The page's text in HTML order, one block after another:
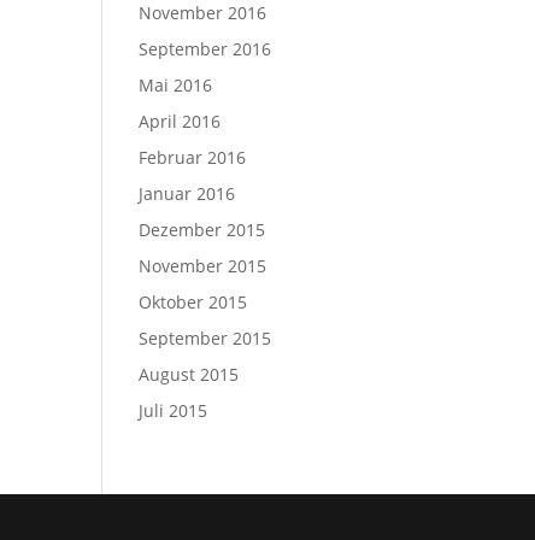
November 2016
September 2016
Mai 2016
April 2016
Februar 2016
Januar 2016
Dezember 2015
November 2015
Oktober 2015
September 2015
August 2015
Juli 2015